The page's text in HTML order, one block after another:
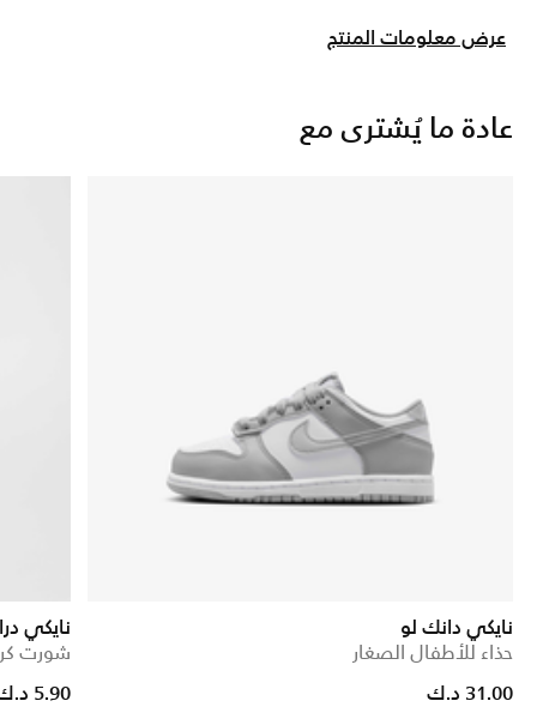
عرض معلومات المنتج
عادة ما يُشترى مع
نايكي دانك لو
حذاء للأطفال الصغار
31.00 د.ك
نايكي
شورت
reduced from
to
5.90 د.ك